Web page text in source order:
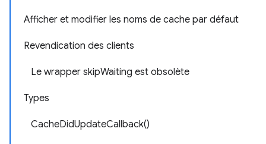
Afficher et modifier les noms de cache par défaut
Revendication des clients
Le wrapper skipWaiting est obsolète
Types
CacheDidUpdateCallback()